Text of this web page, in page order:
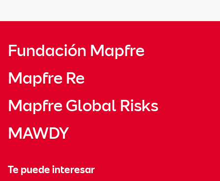
Fundación Mapfre
Mapfre Re
Mapfre Global Risks
MAWDY
Te puede interesar